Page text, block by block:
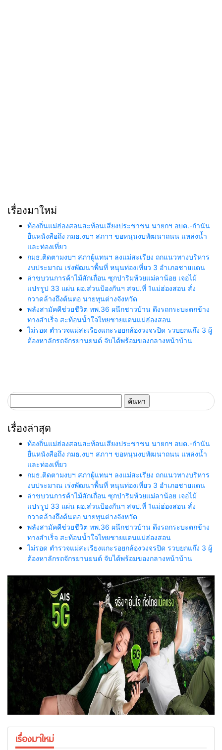
เรื่องมาใหม่
ท้องถิ่นแม่ฮ่องสอนสะท้อนเสียงประชาชน นายกฯ อบต.-กำนัน
ยื่นหนังสือถึง กมธ.งบฯ สภาฯ ขอหนุนงบพัฒนาถนน แหล่งน้ำ
และท่องเที่ยว
กมธ.ติดตามงบฯ สภาผู้แทนฯ ลงแม่สะเรียง ถกแนวทางบริหาร
งบประมาณ เร่งพัฒนาพื้นที่ หนุนท่องเที่ยว 3 อำเภอชายแดน
ล่าขบวนการค้าไม้สักเถื่อน ซุกป่าริมห้วยแม่ลาน้อย เจอไม้
แปรรูป 33 แผ่น ผอ.ส่วนป้องกันฯ สจป.ที่ 1แม่ฮ่องสอน สั่ง
กวาดล้างถึงต้นตอ นายทุนต่างจังหวัด
พลังสามัคคีช่วยชีวิต ทพ.36 ผนึกชาวบ้าน ดึงรถกระบะตกข้าง
ทางสำเร็จ สะท้อนน้ำใจไทยชายแดนแม่ฮ่องสอน
ไม่รอด ตำรวจแม่สะเรียงแกะรอยกล้องวงจรปิด รวบยกแก๊ง 3 ผู้
ต้องหาลักรถจักรยานยนต์ จับได้พร้อมของกลางหน้าบ้าน
สำหรับ:
เรื่องล่าสุด
ท้องถิ่นแม่ฮ่องสอนสะท้อนเสียงประชาชน นายกฯ อบต.-กำนัน
ยื่นหนังสือถึง กมธ.งบฯ สภาฯ ขอหนุนงบพัฒนาถนน แหล่งน้ำ
และท่องเที่ยว
กมธ.ติดตามงบฯ สภาผู้แทนฯ ลงแม่สะเรียง ถกแนวทางบริหาร
งบประมาณ เร่งพัฒนาพื้นที่ หนุนท่องเที่ยว 3 อำเภอชายแดน
ล่าขบวนการค้าไม้สักเถื่อน ซุกป่าริมห้วยแม่ลาน้อย เจอไม้
แปรรูป 33 แผ่น ผอ.ส่วนป้องกันฯ สจป.ที่ 1แม่ฮ่องสอน สั่ง
กวาดล้างถึงต้นตอ นายทุนต่างจังหวัด
พลังสามัคคีช่วยชีวิต ทพ.36 ผนึกชาวบ้าน ดึงรถกระบะตกข้าง
ทางสำเร็จ สะท้อนน้ำใจไทยชายแดนแม่ฮ่องสอน
ไม่รอด ตำรวจแม่สะเรียงแกะรอยกล้องวงจรปิด รวบยกแก๊ง 3 ผู้
ต้องหาลักรถจักรยานยนต์ จับได้พร้อมของกลางหน้าบ้าน
เรื่องมาใหม่